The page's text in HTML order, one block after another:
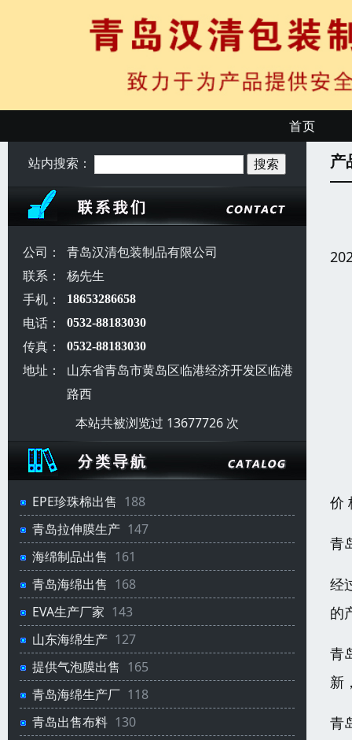
首页
站内搜索：
公司：
青岛汉清包装制品有限公司
联系：
杨先生
手机：
18653286658
电话： 0532-88183030
传真： 0532-88183030
地址：
山东省青岛市黄岛区临港经济开发区临港
路西
本站共被浏览过 13677726 次
EPE珍珠棉出售 188
青岛拉伸膜生产 147
海绵制品出售 161
青岛海绵出售 168
EVA生产厂家 143
山东海绵生产 127
提供气泡膜出售 165
青岛海绵生产厂 118
青岛出售布料 130
产
价
青
经
的
青
新
青